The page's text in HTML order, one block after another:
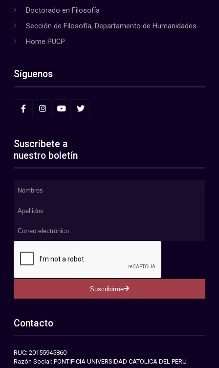
Doctorado en Filosofía
Sección de Filosofía, Departamento de Humanidades
Home PUCP
Síguenos
Suscríbete a
nuestro boletín
Suscribirme
Contacto
RUC: 20155945860
Razón Social: PONTIFICIA UNIVERSIDAD CATOLICA DEL PERU